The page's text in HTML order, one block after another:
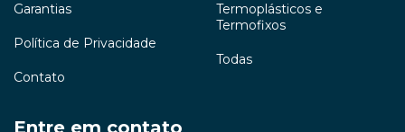
Garantias
Política de Privacidade
Contato
Termoplásticos e
Termofixos
Todas
Entre em contato